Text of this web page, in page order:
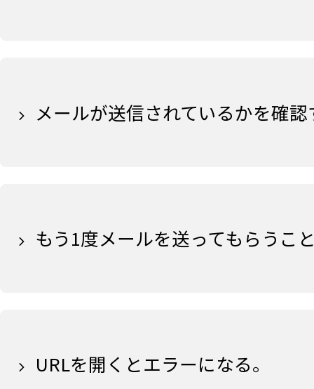
メールが送信されているかを確
もう1度メールを送ってもらうこ
URLを開くとエラーになる。